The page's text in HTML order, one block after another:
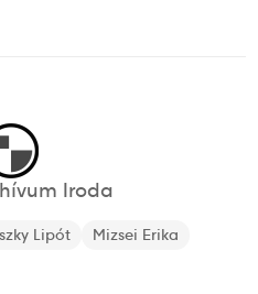
Iroda
Lipót Mizsei Erika